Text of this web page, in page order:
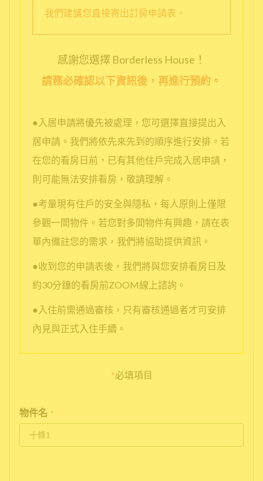
我們建議您直接寄出訂房申請表。
感謝您選擇 Borderless House！
請務必確認以下資訊後，再進行預約。
●入居申請將優先被處理，您可選擇直接提出入
居申請。我們將依先來先到的順序進行安排。若
在您的看房日前，已有其他住戶完成入居申請，
則可能無法安排看房，敬請理解。
●考量現有住戶的安全與隱私，每人原則上僅限
參觀一間物件。若您對多間物件有興趣，請在表
單內備註您的需求，我們將協助提供資訊。
●收到您的申請表後，我們將與您安排看房日及
約30分鐘的看房前ZOOM線上諮詢。
●入住前需通過審核，只有審核通過者才可安排
內見與正式入住手續。
*必填項目
物件名 *